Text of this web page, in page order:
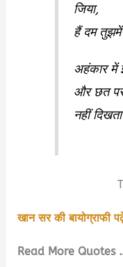
जिया,
हैं दम तुझमें
अहंकार में
और छत
नहीं
खान सर की बायोग्राफी
Read More